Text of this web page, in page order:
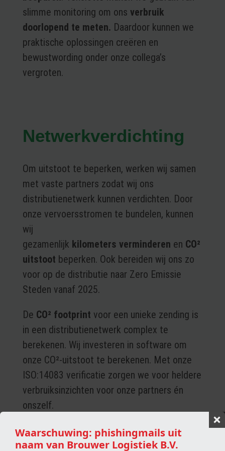
slimme monitoring om ons verbruik
doorlopend te meten. Daardoor kunnen we
praktische oplossingen creëren en
bewustwording onder onze collega’s
vergroten.
Netwerkverdichting
Om uitstoot te beperken, werken wij samen
met vaste partners zodat wij ons
distributienetwerk kunnen verdichten. Door
onze vervoersstromen te bundelen, kunnen
wij
gezamenlijk kilometers verminderen en CO²
uitstoot beperken. Ook bereiden wij ons zo
voor op de distributie naar Zero Emissie
Steden vanaf 2025.
De CO² footprint voor een unieke zending is
in een distributienetwerk complex te
berekenen. Wij investeren in software om
onze CO²-uitstoot te berekenen. Met onze
ISO:14083 verificatie zorgen we voor heldere
verbruiksinzichten voor onze partners én
onszelf.
Waarschuwing: phishingmails uit
naam van Brouwer Logistiek B.V.